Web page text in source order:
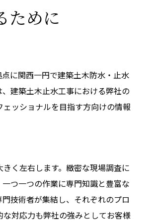
ために
に関西一円で建築土木防水・止水
建築土木止水工事における弊社の
ッショナルを目指す方向けの情報
く左右します。緻密な現場調査に
つ一つの作業に専門知識と豊富な
技術者が集結し、それぞれのプロ
対応力も弊社の強みとしてお客様